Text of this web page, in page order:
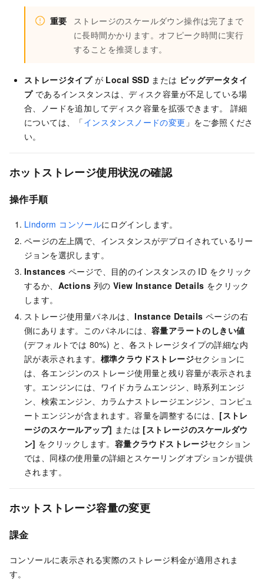
重要
ストレージのスケールダウン操作は完了まで
に長時間かかります。オフピーク時間に実行
することを推奨します。
ストレージタイプが Local SSD または ビッグデータタイ
プであるインスタンスは、ディスク容量が不足している場
合、ノードを追加してディスク容量を拡張できます。 詳細
については、「インスタンスノードの変更 」をご参照くださ
い。
ホットストレージ使用状況の確認
操作手順
Lindorm コンソールにログインします。
ページの左上隅で、インスタンスがデプロイされているリー
ジョンを選択します。
Instances ページで、目的のインスタンスの ID をクリック
するか、 Actions 列のView Instance Details をクリック
します。
ストレージ使用量パネルは、Instance Details ページの右
側にあります。このパネルには、 容量アラートのしきい値
(デフォルトでは 80%) と、各ストレージタイプの詳細な内
訳が表示されます。 標準クラウドストレージセクションに
は、各エンジンのストレージ使用量と残り容量が表示されま
す。エンジンには、ワイドカラムエンジン、時系列エンジ
ン、検索エンジン、カラムナストレージエンジン、コンピュ
ートエンジンが含まれます。容量を調整するには、 [ストレ
ージのスケールアップ] または [ストレージのスケールダウ
ン] をクリックします。 容量クラウドストレージセクション
では、同様の使用量の詳細とスケーリングオプションが提供
されます。
ホットストレージ容量の変更
課金
コンソールに表示される実際のストレージ料金が適用されま
す。